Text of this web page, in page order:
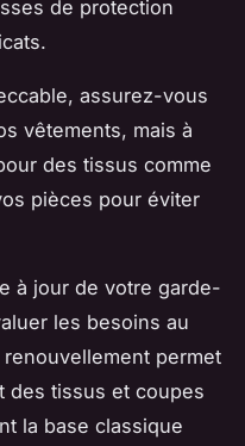
de protection
assurez-vous
vêtements, mais à
des tissus comme
pièces pour éviter
à jour de votre garde-
les besoins au
permet
des tissus et coupes
la base classique